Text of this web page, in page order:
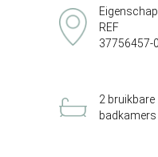
Eigenschap
REF
37756457-
2 bruikbare
badkamers